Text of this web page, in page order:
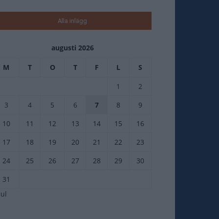
Alla inlägg
augusti 2026
M T O T F L S
1
2
3
4 5 6 7 8
9
10
11 12 13 14 15
16
17
18 19 20 21 22
23
24
25 26 27 28 29
30
31